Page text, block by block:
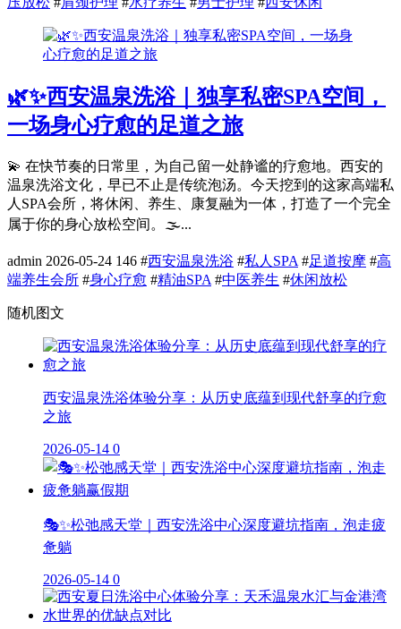
🌿✨西安温泉洗浴｜独享私密SPA空间，
一场身心疗愈的足道之旅
💫 在快节奏的日常里，为自己留一处静谧的疗愈地。西安的
温泉洗浴文化，早已不止是传统泡汤。今天挖到的这家高端私
人SPA会所，将休闲、养生、康复融为一体，打造了一个完全
属于你的身心放松空间。🌫️...
admin 2026-05-24 146 #西安温泉洗浴 #私人SPA #足道按摩 #高
端养生会所 #身心疗愈 #精油SPA #中医养生 #休闲放松
随机图文
西安温泉洗浴体验分享：从历史底蕴到现代舒享的疗愈
之旅
2026-05-14 0
🎭✨松弛感天堂｜西安洗浴中心深度避坑指南，泡走疲
惫躺
2026-05-14 0